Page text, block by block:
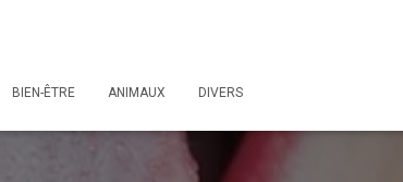
BIEN-ÊTRE ANIMAUX DIVERS